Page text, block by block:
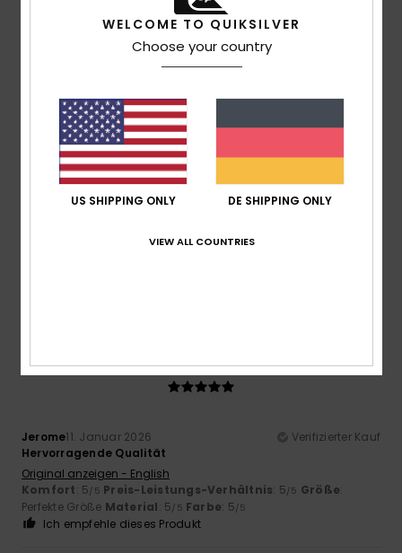
Farbe
4.7
4 /5
8. Februar 2026
Verifizierter Kauf
Original anzeigen - Français
5
Jerome11. Januar 2026
Verifizierter Kauf
Hervorragende Qualität
Original anzeigen - English
Komfort: 5/5 Preis-Leistungs-Verhältnis: 5/5 Größe:
Perfekte Größe Material: 5/5 Farbe: 5/5
Ich empfehle dieses Produkt
WELCOME TO QUIKSILVER
Choose your country
US SHIPPING ONLY DE SHIPPING ONLY
VIEW ALL COUNTRIES